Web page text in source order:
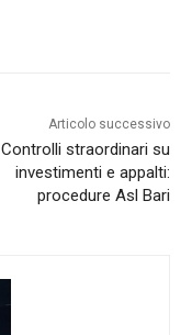
Articolo successivo
Controlli straordinari su
investimenti e appalti:
procedure Asl Bari